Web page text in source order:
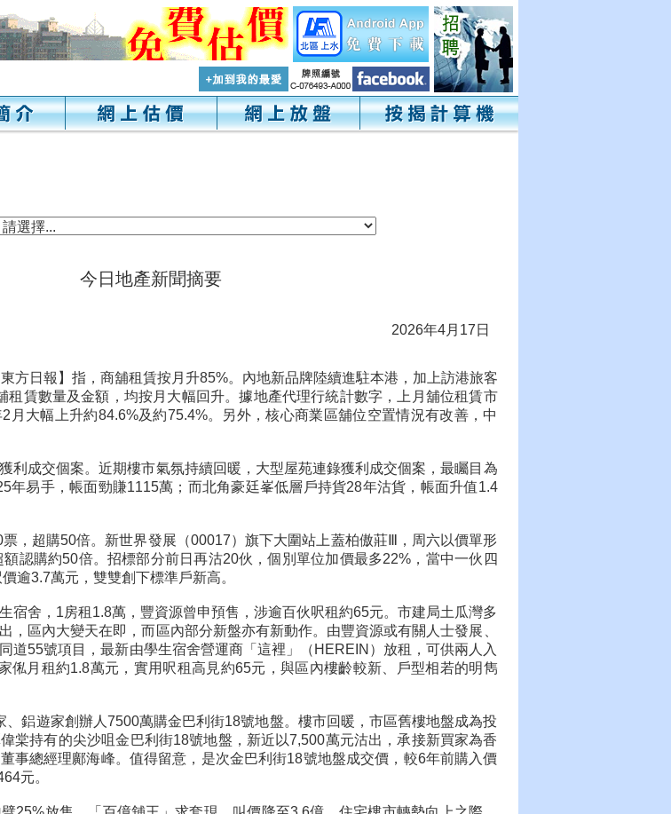
今日地產新聞摘要
2026年4月17日
東方日報】指，商舖租賃按月升85%。內地新品牌陸續進駐本港，加上訪港旅客
租賃數量及金額，均按月大幅回升。據地產代理行統計數字，上月舖位租賃市
月大幅上升約84.6%及約75.4%。另外，核心商業區舖位空置情況有改善，中
利成交個案。近期樓市氣氛持續回暖，大型屋苑連錄獲利成交個案，最矚目為
年易手，帳面勁賺1115萬；而北角豪廷峯低層戶持貨28年沽貨，帳面升值1.4
票，超購50倍。新世界發展（00017）旗下大圍站上蓋柏傲莊Ⅲ，周六以價單形
認購約50倍。招標部分前日再沽20伙，個別單位加價最多22%，當中一伙四
逾3.7萬元，雙雙創下標準戶新高。
宿舍，1房租1.8萬，豐資源曾申預售，涉逾百伙呎租約65元。市建局土瓜灣多
，區內大變天在即，而區內部分新盤亦有新動作。由豐資源或有關人士發展、
道55號項目，最新由學生宿舍營運商「這裡」（HEREIN）放租，可供兩人入
俬月租約1.8萬元，實用呎租高見約65元，與區內樓齡較新、戶型相若的明雋
、鋁遊家創辦人7500萬購金巴利街18號地盤。樓市回暖，市區舊樓地盤成為投
棠持有的尖沙咀金巴利街18號地盤，新近以7,500萬元沽出，承接新買家為香
事總經理鄺海峰。值得留意，是次金巴利街18號地盤成交價，較6年前購入價
元。